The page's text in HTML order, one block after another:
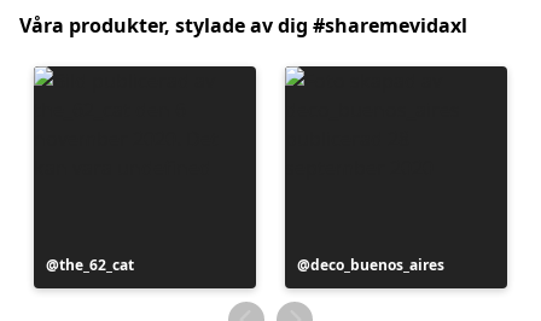
Våra produkter, stylade av dig #sharemevidaxl
Inlägg
publicerat
the_62_cat
Inlägg
publicerat
av
deco_buenos_aires